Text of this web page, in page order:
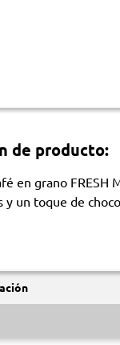
de producto:
en grano FRESH
y un toque de